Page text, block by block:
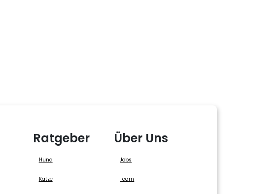
Ratgeber
Hund
Katze
Über Uns
Jobs
Team